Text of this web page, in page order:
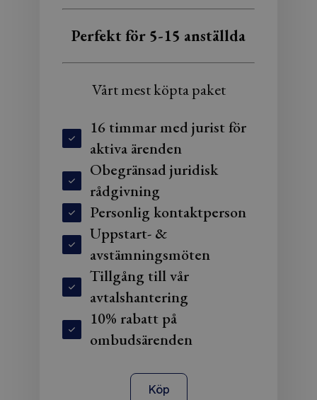
Perfekt för 5-15 anställda
Vårt mest köpta paket
16 timmar med jurist för
aktiva ärenden
Obegränsad juridisk
rådgivning
Personlig kontaktperson
Uppstart- &
avstämningsmöten
Tillgång till vår
avtalshantering
10% rabatt på
ombudsärenden
Köp